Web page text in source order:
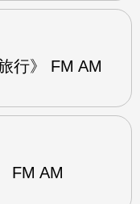
行》 FM AM
FM AM